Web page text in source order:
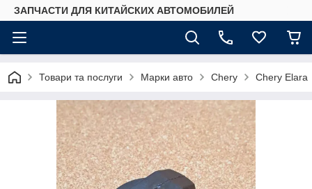
ЗАПЧАСТИ ДЛЯ КИТАЙСКИХ АВТОМОБИЛЕЙ
Товари та послуги Марки авто Chery Chery Elara